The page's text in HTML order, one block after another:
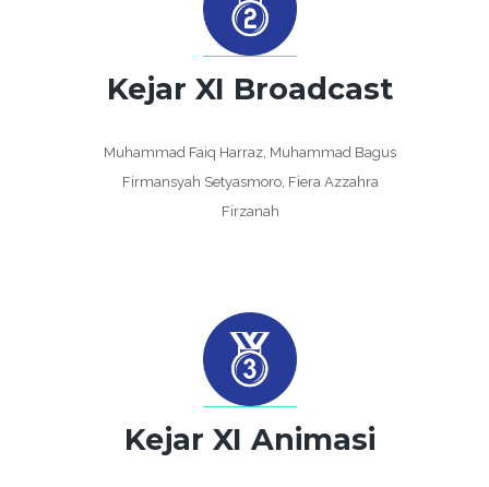
Kejar XI Broadcast
Muhammad Faiq Harraz, Muhammad Bagus
Firmansyah Setyasmoro, Fiera Azzahra
Firzanah
Kejar XI Animasi